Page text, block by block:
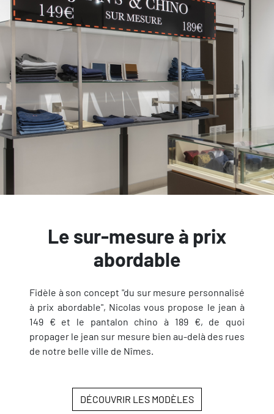
Le sur-mesure à prix
abordable
Fidèle à son concept "du sur mesure personnalisé
à prix abordable", Nicolas vous propose le jean à
149 € et le pantalon chino à 189 €, de quoi
propager le jean sur mesure bien au-delà des rues
de notre belle ville de Nîmes.
DÉCOUVRIR LES MODÈLES